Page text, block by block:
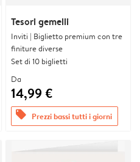
Tesori gemelli
Inviti | Biglietto premium con tre
finiture diverse
Set di 10 biglietti
Da
14,99 €
offers Prezzi bassi tutti i giorni